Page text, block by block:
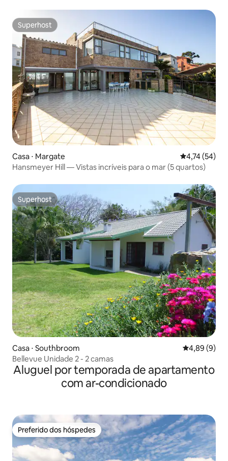
Superhost
Superhost
Casa ⋅ Margate 4,74 de uma
4,74 (54)
Hansmeyer Hill — Vistas incríveis para o mar (5 quartos)
Superhost
Superhost
Casa ⋅ Southbroom 4,89 de uma
4,89 (9)
Bellevue Unidade 2 - 2 camas
Aluguel por temporada de apartamento
com ar-condicionado
Preferido dos hóspedes
Preferido dos hóspedes